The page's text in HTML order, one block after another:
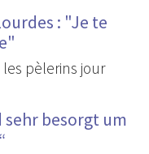
: "Je te
les pèlerins jour
sehr besorgt um